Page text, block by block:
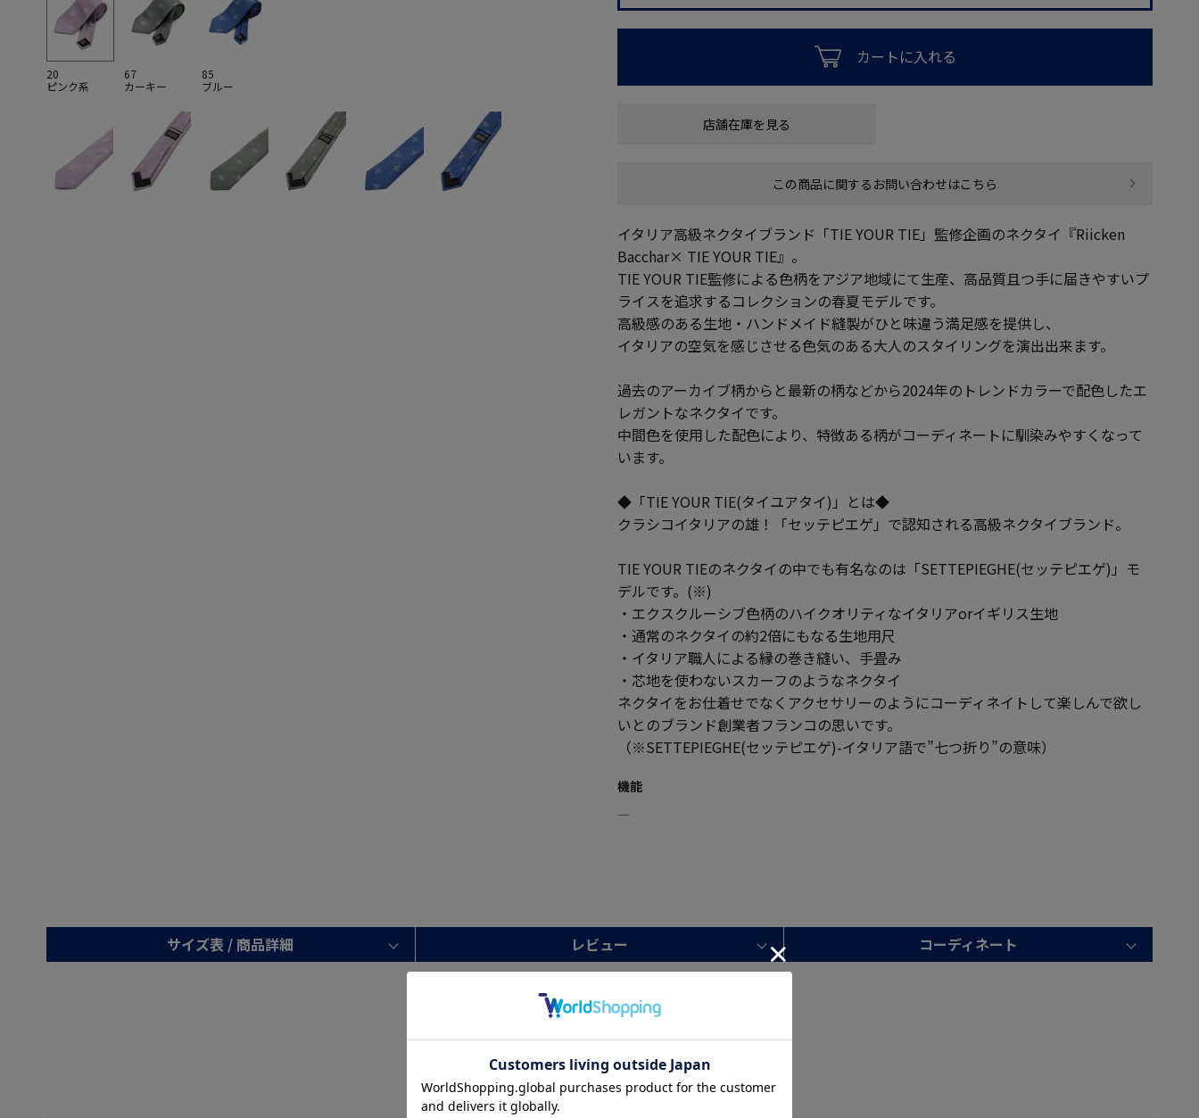
20
ピンク系
67
カーキー
85
ブルー
カートに入れる
店舗在庫を見る
この商品に関するお問い合わせはこちら
イタリア高級ネクタイブランド「TIE YOUR TIE」監修企画のネクタイ『Riicken
Bacchar× TIE YOUR TIE』。
TIE YOUR TIE監修による色柄をアジア地域にて生産、高品質且つ手に届きやすいプ
ライスを追求するコレクションの春夏モデルです。
高級感のある生地・ハンドメイド縫製がひと味違う満足感を提供し、
イタリアの空気を感じさせる色気のある大人のスタイリングを演出出来ます。
過去のアーカイブ柄からと最新の柄などから2024年のトレンドカラーで配色したエ
レガントなネクタイです。
中間色を使用した配色により、特徴ある柄がコーディネートに馴染みやすくなって
います。
◆「TIE YOUR TIE(タイユアタイ)」とは◆
クラシコイタリアの雄！「セッテピエゲ」で認知される高級ネクタイブランド。
TIE YOUR TIEのネクタイの中でも有名なのは「SETTEPIEGHE(セッテピエゲ)」モ
デルです。(※)
・エクスクルーシブ色柄のハイクオリティなイタリアorイギリス生地
・通常のネクタイの約2倍にもなる生地用尺
・イタリア職人による縁の巻き縫い、手畳み
・芯地を使わないスカーフのようなネクタイ
ネクタイをお仕着せでなくアクセサリーのようにコーディネイトして楽しんで欲し
いとのブランド創業者フランコの思いです。
（※SETTEPIEGHE(セッテピエゲ)-イタリア語で”七つ折り”の意味）
機能
―
サイズ表 / 商品詳細 レビュー コーディネート
サイズ計測中